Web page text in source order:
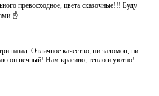
превосходное, цвета сказочные!!! Буду
☝️
назад. Отличное качество, ни заломов, ни
он вечный! Нам красиво, тепло и уютно!